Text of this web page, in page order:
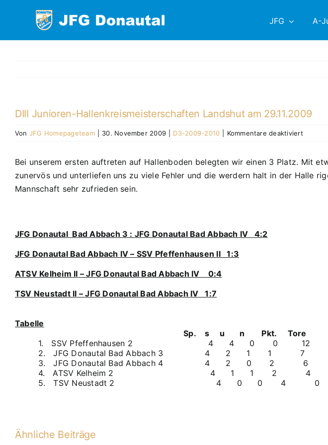
JFG A-
DIII Junioren-Hallenkreismeisterschaften Landshut am 29.11.2009
Von JFG Homepageteam 30. November 2009 D3-2009-2010 Kommentare deaktiviertfür
Bei unserem ersten auftreten auf Hallenboden belegten wir einen 3 Platz. Mit
zunervös und unterliefen uns zu viele Fehler und die werdern halt in der Halle
Mannschaft sehr zufrieden sein.
JFG Donautal Bad Abbach 3 : JFG Donautal Bad Abbach IV 4:2
JFG Donautal Bad Abbach IV – SSV Pfeffenhausen II 1:3
ATSV Kelheim II – JFG Donautal Bad Abbach IV 0:4
TSV Neustadt II – JFG Donautal Bad Abbach IV 1:7
Tabelle
Sp. s u n Pkt. Tore
1. SSV Pfeffenhausen 2 4 4 0 0 12
2. JFG Donautal Bad Abbach 3 4 2 1 1
3. JFG Donautal Bad Abbach 4 4 2 0 2
4. ATSV Kelheim 2 4 1 1 2 4
5. TSV Neustadt 2 4 0 0 4 0 3
Ähnliche Beiträge